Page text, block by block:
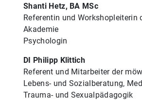
Shanti Hetz, BA MSc
Referentin und Workshopleiterin
Akademie
Psychologin
DI Philipp Klittich
Referent und Mitarbeiter der
Lebens- und Sozialberatung,
Trauma- und Sexualpädagogik